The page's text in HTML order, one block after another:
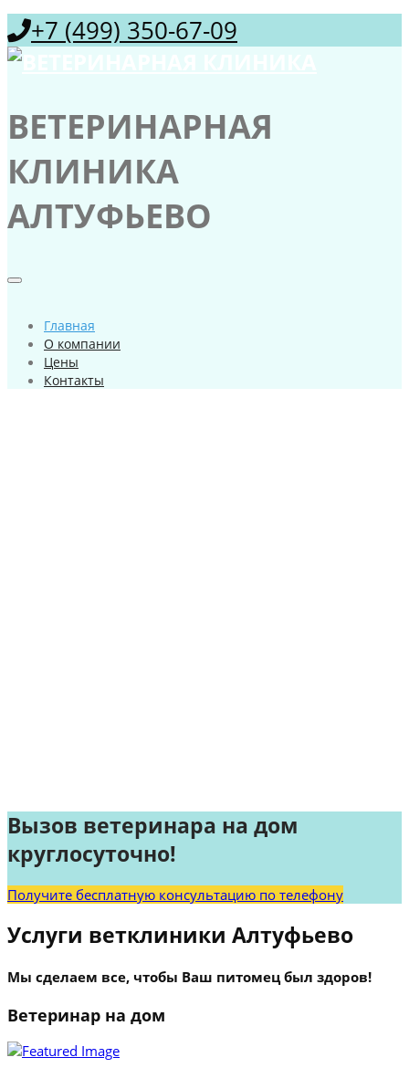
+7 (499) 350-67-09
ВЕТЕРИНАРНАЯ
КЛИНИКА
АЛТУФЬЕВО
Главная
О компании
Цены
Контакты
Вызов ветеринара на дом
круглосуточно!
Получите бесплатную консультацию по телефону
Услуги ветклиники Алтуфьево
Мы сделаем все, чтобы Ваш питомец был здоров!
Ветеринар на дом